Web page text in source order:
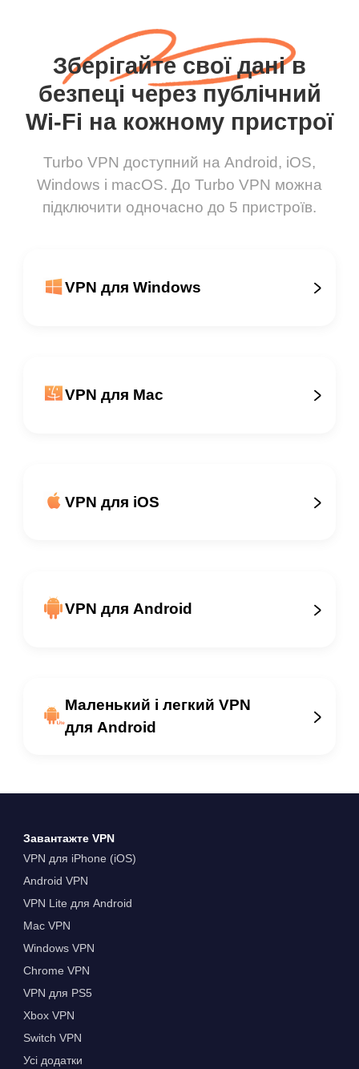
Зберігайте свої дані в
безпеці через публічний
Wi-Fi на кожному пристрої
Turbo VPN доступний на Android, iOS,
Windows і macOS. До Turbo VPN можна
підключити одночасно до 5 пристроїв.
VPN для Windows
VPN для Mac
VPN для iOS
VPN для Android
Маленький і легкий VPN
для Android
Завантажте VPN
VPN для iPhone (iOS)
Android VPN
VPN Lite для Android
Mac VPN
Windows VPN
Chrome VPN
VPN для PS5
Xbox VPN
Switch VPN
Усі додатки